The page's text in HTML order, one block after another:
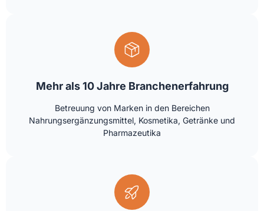
Mehr als 10 Jahre Branchenerfahrung
Betreuung von Marken in den Bereichen
Nahrungsergänzungsmittel, Kosmetika, Getränke und
Pharmazeutika